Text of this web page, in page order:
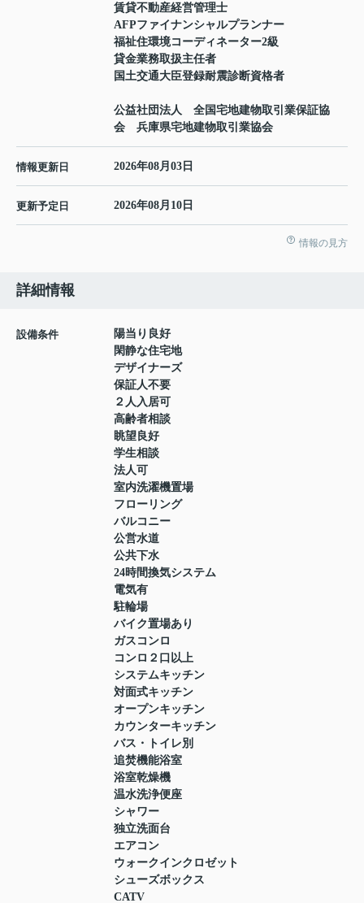
賃貸不動産経営管理士
AFPファイナンシャルプランナー
福祉住環境コーディネーター2級
貸金業務取扱主任者
国土交通大臣登録耐震診断資格者
公益社団法人 全国宅地建物取引業保証協
会 兵庫県宅地建物取引業協会
情報更新日 2026年08月03日
更新予定日 2026年08月10日
情報の見方
詳細情報
設備条件
陽当り良好
閑静な住宅地
デザイナーズ
保証人不要
２人入居可
高齢者相談
眺望良好
学生相談
法人可
室内洗濯機置場
フローリング
バルコニー
公営水道
公共下水
24時間換気システム
電気有
駐輪場
バイク置場あり
ガスコンロ
コンロ２口以上
システムキッチン
対面式キッチン
オープンキッチン
カウンターキッチン
バス・トイレ別
追焚機能浴室
浴室乾燥機
温水洗浄便座
シャワー
独立洗面台
エアコン
ウォークインクロゼット
シューズボックス
CATV